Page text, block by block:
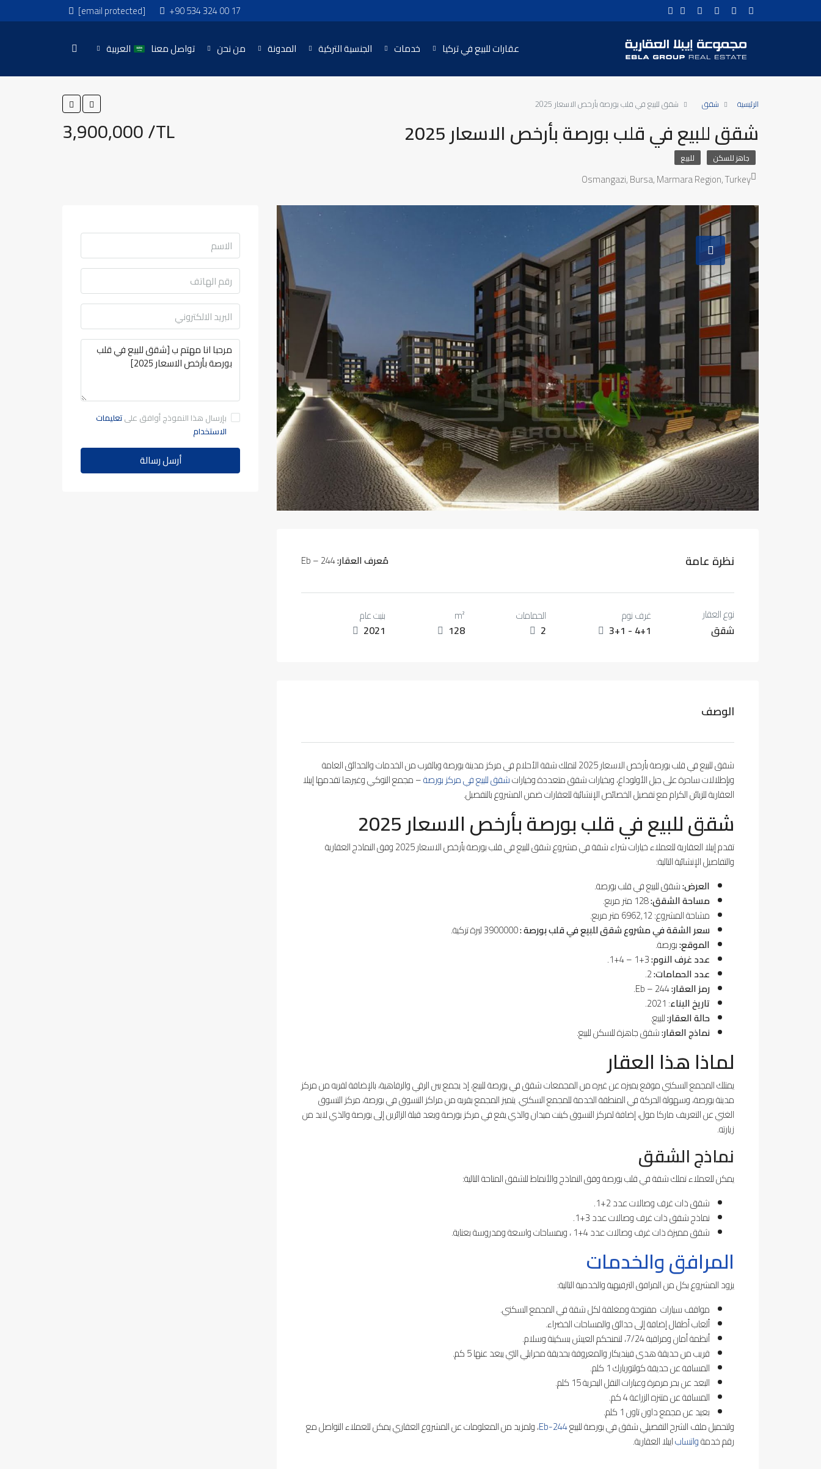
+90 534 324 00 17
[email protected]
عقارات للبيع في تركيا خدمات الجنسية التركية المدونة من نحن تواصل معنا العربية
الرئيسية شقق شقق للبيع في قلب بورصة بأرخص الاسعار 2025
شقق للبيع في قلب بورصة بأرخص الاسعار 2025 3,900,000 /TL
جاهز للسكن للبيع
Osmangazi, Bursa, Marmara Region, Turkey
نظرة عامة مُعرف العقار:
شقق
نوع العقار
3+1 - 4+1
غرف نوم
2
الحمامات
128
m²
2021
بنيت عام
الوصف
شقق للبيع في قلب بورصة بأرخص الاسعار 2025 لتملك شقة الأحلام في مركز مدينة بورصة وبالقرب من الخدمات والحدائق العامة
وبإطلالات ساحرة على جبل الأولوداغ، وبخيارات شقق متعددة وخياراتشقق للبيع في مركز بورصة– مجمع التوكي وغيرها تقدمها إيبلا
العقارية للزبائن الكرام مع تفصيل الخصائص الإنشائية للعقارات ضمن المشروع بالتفصيل.
شقق للبيع في قلب بورصة بأرخص الاسعار 2025
تقدم إيبلا العقارية للعملاء خيارات شراء شقة في مشروع شقق للبيع في قلب بورصة بأرخص الاسعار 2025 وفق النماذج العقارية
والتفاصيل الإنشائية التالية:
العرض:شقق للبيع في قلب بورصة.
مساحة الشقق:
مشاحة المشروع: 6962,12 متر مربع.
سعر الشقة في مشروع شقق للبيع في قلب بورصة :
الموقع:بورصة.
عدد غرف النوم:
عدد الحمامات:
رمز العقار:
تاريخ البناء: 2021.
حالة العقار:للبيع.
نماذج العقار:شقق جاهزة للسكن للبيع.
لماذا هذا العقار
يمتلك المجمع السكني موقع يميزه عن غيره من المجمعات شقق في بورصة للبيع، إذ يجمع بين الرقي والرفاهية، بالإضافة لقربه من مركز
مدينة بورصة، وسهولة الحركة في المنطقة الخدمة للمجمع السكني. يتميز المجمع بقربه من مراكز التسوق في بورصة، مركز التسوق
الغني عن التعريف ماركا مول، إضافة لمركز التسوق كينت ميدان والذي يقع في مركز بورصة ويعد قبلة الزائرين إلى بورصة والذي لابد من
زيارته.
نماذج الشقق
يمكن للعملاء تملك شقة في قلب بورصة وفق النماذج والأنماط للشقق المتاحة التالية:
شقق ذات غرف وصالات عدد 2+1.
نماذج شقق ذات غرف وصالات عدد 3+1.
شقق مميزة ذات غرف وصالات عدد 4+1 ، وبمساحات واسعة ومدروسة بعناية.
المرافق والخدمات
يزود المشروع بكل من المرافق الترفيهية والخدمية التالية:
مواقف سيارات مفتوحة ومغلقة لكل شقة في المجمع السكني.
ألعاب أطفال إضافة إلى حدائق والمساحات الخضراء.
أنظمة أمان ومراقبة 7/24، لتمنحكم العيش بسكينة وسلام.
قريب من حديقة هدى فينديكار والمعروفة بحديقة محرابلي التي يبعد عنها 5 كم.
المسافة عن حديقة كولتوربارك 1 كلم.
البعد عن بحر مرمرة وعبارات النقل البحرية 15 كلم.
المسافة عن متنزه الزراعة 4 كم.
بعيد عن مجمع داون تاون 1 كلم.
ولتحميل ملف الشرح التفصيلي شقق في بورصة للبيعEb-244، ولمزيد من المعلومات عن المشروع العقاري يمكن للعملاء التواصل مع
رقم خدمةواتسابايبلا العقارية.
بإرسال هذا النموذج أوافق علىتعليمات
الاستخدام
أرسل رسالة